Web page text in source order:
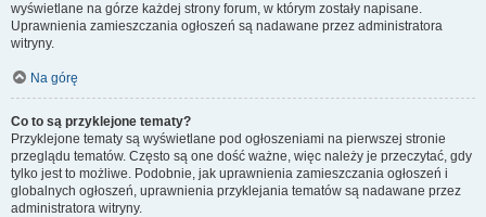
wyświetlane na górze każdej strony forum, w którym zostały napisane.
Uprawnienia zamieszczania ogłoszeń są nadawane przez administratora
witryny.
Na górę
Co to są przyklejone tematy?
Przyklejone tematy są wyświetlane pod ogłoszeniami na pierwszej stronie
przeglądu tematów. Często są one dość ważne, więc należy je przeczytać, gdy
tylko jest to możliwe. Podobnie, jak uprawnienia zamieszczania ogłoszeń i
globalnych ogłoszeń, uprawnienia przyklejania tematów są nadawane przez
administratora witryny.